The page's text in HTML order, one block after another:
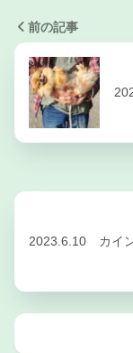
前の記事
2023.6.10 カイ